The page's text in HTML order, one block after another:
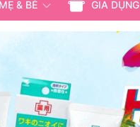
MẸ & BÉ GIA DỤNG